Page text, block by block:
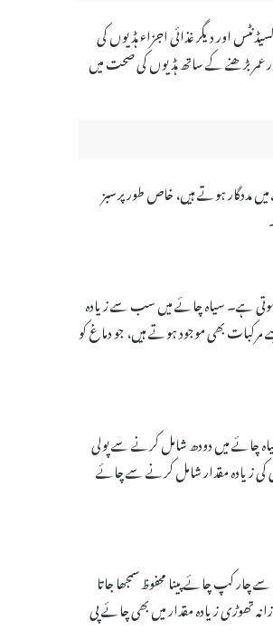
اور دیگر غذائی اجزاء ہڈیوں کی
عمر بڑھنے کے ساتھ ہڈیوں کی صحت میں
میں مددگار ہوتے ہیں، خاص طور پر سبز
ہوتی ہے۔ سیاہ چائے میں سب سے زیادہ
مرکبات بھی موجود ہوتے ہیں، جو دماغ کو
چائے میں دودھ شامل کرنے سے پولی
زیادہ مقدار شامل کرنے سے چائے
چار کپ چائے پینا محفوظ سمجھا جاتا
تھوڑی زیادہ مقدار میں بھی چائے پی